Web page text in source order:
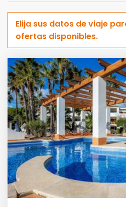
Elija sus datos de viaje
ofertas disponibles.